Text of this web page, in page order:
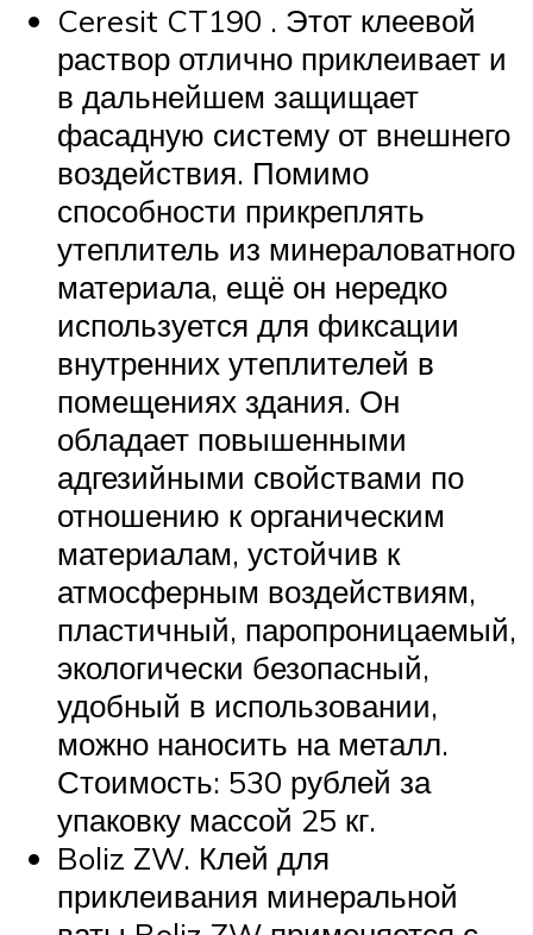
Ceresit CT190 . Этот клеевой
раствор отлично приклеивает и
в дальнейшем защищает
фасадную систему от внешнего
воздействия. Помимо
способности прикреплять
утеплитель из минераловатного
материала, ещё он нередко
используется для фиксации
внутренних утеплителей в
помещениях здания. Он
обладает повышенными
адгезийными свойствами по
отношению к органическим
материалам, устойчив к
атмосферным воздействиям,
пластичный, паропроницаемый,
экологически безопасный,
удобный в использовании,
можно наносить на металл.
Стоимость: 530 рублей за
упаковку массой 25 кг.
Boliz ZW. Клей для
приклеивания минеральной